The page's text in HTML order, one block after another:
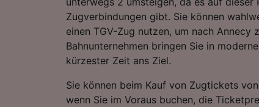
Zugverbindungen gibt. Sie können
einen TGV-Zug nutzen, um nach Annecy
Bahnunternehmen bringen Sie in
kürzester Zeit ans Ziel.
Sie können beim Kauf von Zugtickets
wenn Sie im Voraus buchen, die